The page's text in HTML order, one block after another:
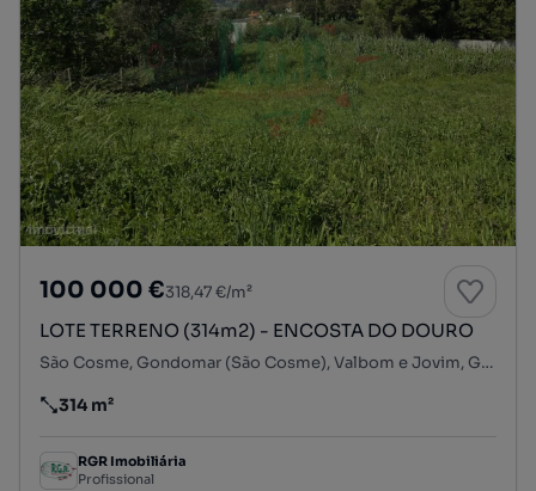
100 000 €318,47 €/m²
LOTE TERRENO (314m2) - ENCOSTA DO DOURO
São Cosme, Gondomar (São Cosme), Valbom e Jovim, Gondomar, Porto
Preço por metro quadrado
314 m²
RGR Imobiliária
Profissional